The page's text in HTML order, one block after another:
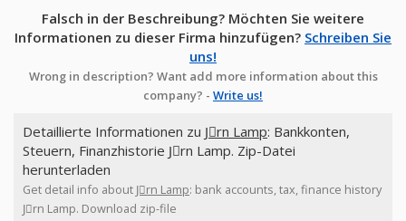
Falsch in der Beschreibung? Möchten Sie weitere
Informationen zu dieser Firma hinzufügen? Schreiben Sie
uns!
Wrong in description? Want add more information about this
company? - Write us!
Detaillierte Informationen zu Jِrn Lamp: Bankkonten,
Steuern, Finanzhistorie Jِrn Lamp. Zip-Datei
herunterladen
Get detail info about Jِrn Lamp: bank accounts, tax, finance history
Jِrn Lamp. Download zip-file